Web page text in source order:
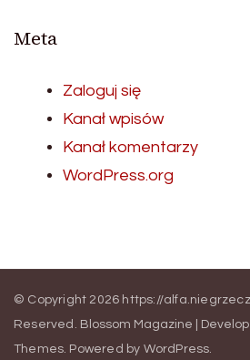
Meta
Zaloguj się
Kanał wpisów
Kanał komentarzy
WordPress.org
© Copyright 2026 https://
Reserved. Blossom Magazine |
Themes. Powered by WordPress.